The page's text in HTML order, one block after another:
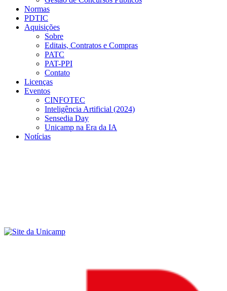
Normas
PDTIC
Aquisições
Sobre
Editais, Contratos e Compras
PATC
PAT-PPI
Contato
Licenças
Eventos
CINFOTEC
Inteligência Artificial (2024)
Sensedia Day
Unicamp na Era da IA
Notícias